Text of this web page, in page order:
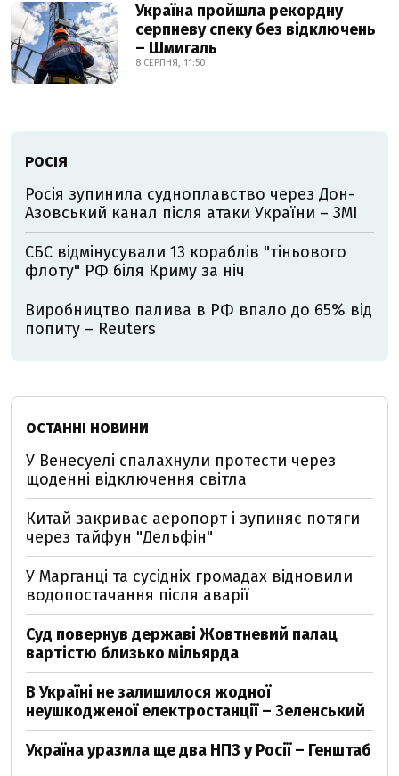
Україна пройшла рекордну
серпневу спеку без відключень
– Шмигаль
8 СЕРПНЯ, 11:50
РОСІЯ
Росія зупинила судноплавство через Дон-
Азовський канал після атаки України – ЗМІ
СБС відмінусували 13 кораблів "тіньового
флоту" РФ біля Криму за ніч
Виробництво палива в РФ впало до 65% від
попиту – Reuters
ОСТАННІ НОВИНИ
У Венесуелі спалахнули протести через
щоденні відключення світла
Китай закриває аеропорт і зупиняє потяги
через тайфун "Дельфін"
У Марганці та сусідніх громадах відновили
водопостачання після аварії
Суд повернув державі Жовтневий палац
вартістю близько мільярда
В Україні не залишилося жодної
неушкодженої електростанції – Зеленський
Україна уразила ще два НПЗ у Росії – Генштаб